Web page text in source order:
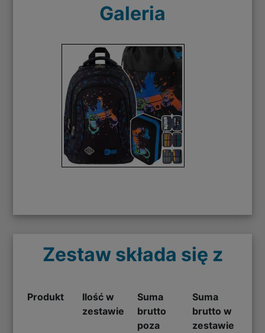
Galeria
Zestaw składa się z
Produkt
Ilość w
zestawie
Suma
brutto
poza
Suma
brutto w
zestawie